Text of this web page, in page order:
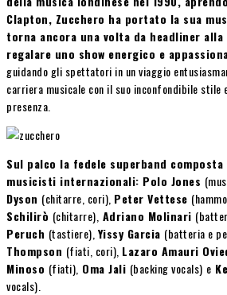
Clapton, Zucchero ha portato la sua
torna ancora una volta da headliner
regalare uno show energico e
guidando gli spettatori in un viaggio
carriera musicale con il suo inconfondibile stile
presenza.
Sul palco la fedele superband
musicisti internazionali: Polo Jones
Dyson (chitarre, cori), Peter Vettese
Schilirò (chitarre), Adriano Molinari
Peruch (tastiere), Yissy Garcia (batteria e
Thompson (fiati, cori), Lazaro Amauri
Minoso (fiati), Oma Jali (backing vocals) e
vocals).